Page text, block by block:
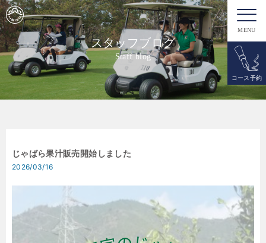
MENU
コース予約
スタッフブログ
Staff blog
じゃばら果汁販売開始しました
2026/03/16